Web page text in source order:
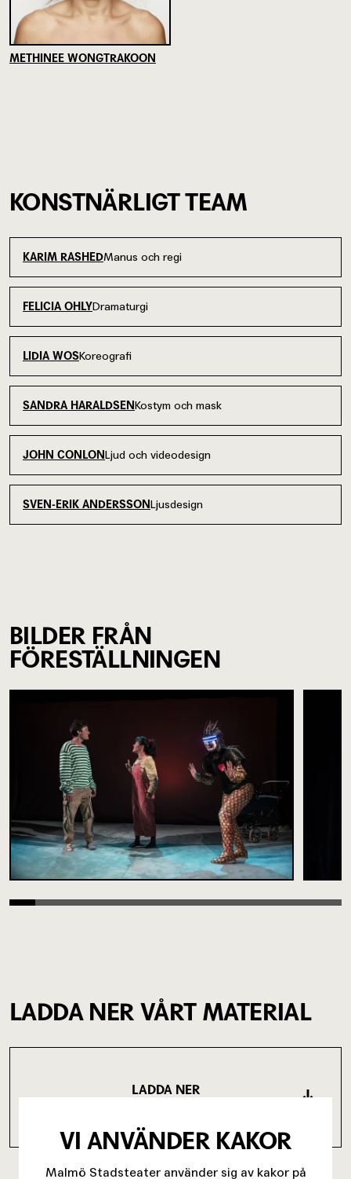
METHINEE WONGTRAKOON
KONSTNÄRLIGT TEAM
KARIM RASHEDManus och regi
FELICIA OHLYDramaturgi
LIDIA WOSKoreografi
SANDRA HARALDSENKostym och mask
JOHN CONLONLjud och videodesign
SVEN-ERIK ANDERSSONLjusdesign
BILDER FRÅN
FÖRESTÄLLNINGEN
LADDA NER VÅRT MATERIAL
LADDA NER
(1.44 MB)
VI ANVÄNDER KAKOR
Malmö Stadsteater använder sig av kakor på